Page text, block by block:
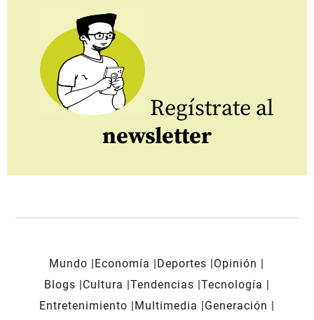
Regístrate al
newsletter
Mundo Economía Deportes
Opinión
Blogs
Cultura Tendencias Tecnología
Entretenimiento
Multimedia
Generación